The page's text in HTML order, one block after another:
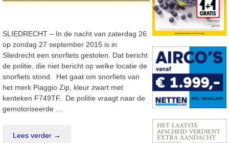
SLIEDRECHT – In de nacht van zaterdag 26
op zondag 27 september 2015 is in
Sliedrecht een snorfiets gestolen. Dat bericht
de politie, die niet bericht op welke locatie de
snorfiets stond. Het gaat om snorfiets van
het merk Piaggio Zip, kleur zwart met
kenteken F749TF. De politie vraagt naar de
gemotoriseerde …
Lees verder →